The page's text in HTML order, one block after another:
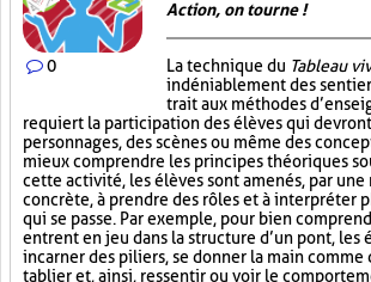
0
Action, on tourne !
La technique du Tableau
indéniablement des
trait aux méthodes
requiert la participation des élèves qui
personnages, des scènes ou même des
mieux comprendre les principes théoriques
cette activité, les élèves sont amenés, par
concrète, à prendre des rôles et à interpréter
qui se passe. Par exemple, pour bien
entrent en jeu dans la structure d’un pont, les
incarner des piliers, se donner la main comme
tablier et, ainsi, ressentir ou voir le